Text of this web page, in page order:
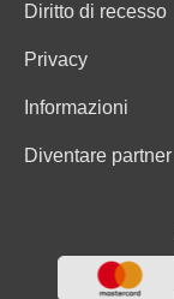
Diritto di recesso
Privacy
Informazioni
Diventare partner